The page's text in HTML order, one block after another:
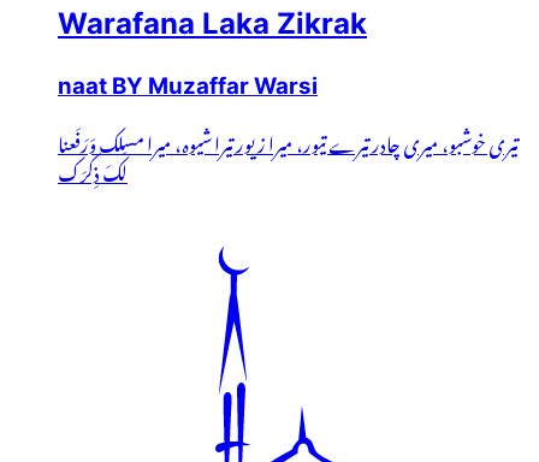
Warafana Laka Zikrak
naat BY Muzaffar Warsi
تیری خوشبو، میری چادر تیرے تیور، میرا زیور تیرا شیوہ، میرا مسلک وَرَفَعنا
لَکَ ذِکرَک